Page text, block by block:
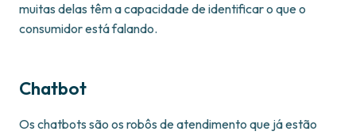
muitas delas têm a capacidade de identificar o que o
consumidor está falando.
Chatbot
Os chatbots são os robôs de atendimento que já estão